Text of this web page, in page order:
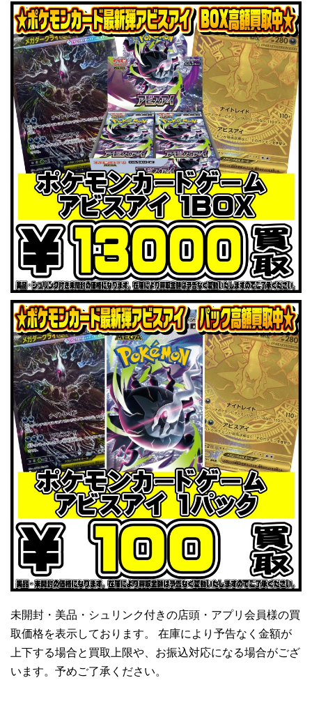
未開封・美品・シュリンク付きの店頭・アプリ会員様の買
取価格を表示しております。 在庫により予告なく金額が
上下する場合と買取上限や、お振込対応になる場合がござ
います。予めご了承ください。